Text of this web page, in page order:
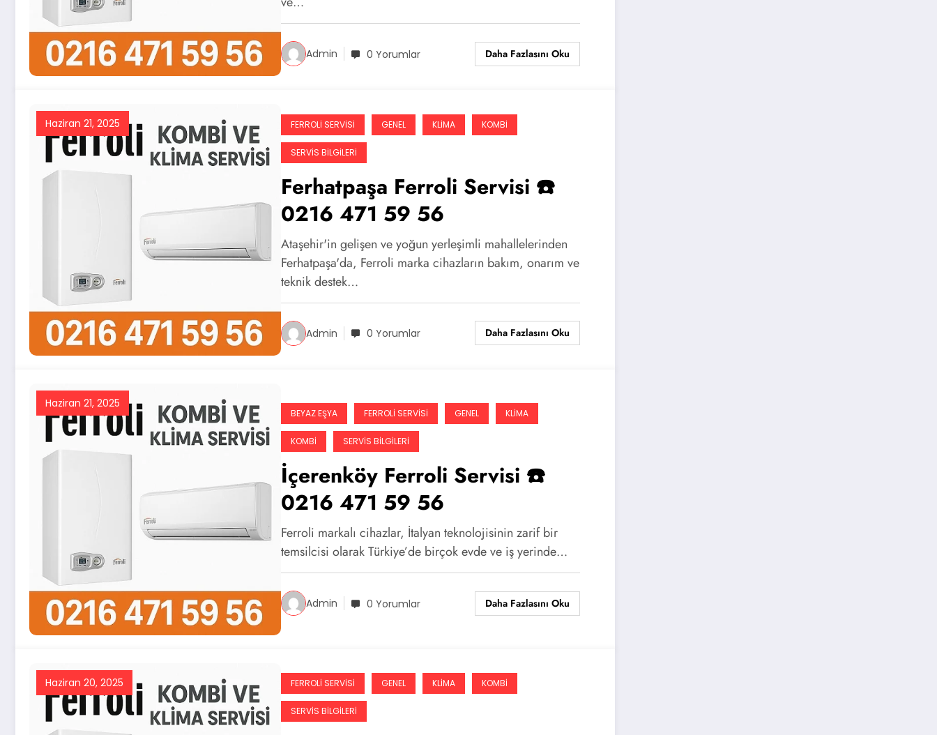
Admin 0 Yorumlar Daha Fazlasını Oku
Haziran 21, 2025 FERROLI SERVISI GENEL KLIMA KOMBI
SERVIS BILGILERI
Ferhatpaşa Ferroli Servisi ☎️
0216 471 59 56
Ataşehir'in gelişen ve yoğun yerleşimli mahallelerinden
Ferhatpaşa'da, Ferroli marka cihazların bakım, onarım ve
teknik destek…
Admin 0 Yorumlar Daha Fazlasını Oku
Haziran 21, 2025
BEYAZ EŞYA FERROLI SERVISI GENEL KLIMA
KOMBI SERVIS BILGILERI
İçerenköy Ferroli Servisi ☎️
0216 471 59 56
Ferroli markalı cihazlar, İtalyan teknolojisinin zarif bir
temsilcisi olarak Türkiye’de birçok evde ve iş yerinde…
Admin 0 Yorumlar Daha Fazlasını Oku
Haziran 20, 2025 FERROLI SERVISI GENEL KLIMA KOMBI
SERVIS BILGILERI